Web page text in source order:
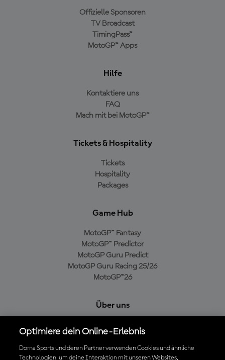
Offizielle Sponsoren
TV Broadcast
TimingPass™
MotoGP™ Apps
Hilfe
Kontaktiere uns
FAQ
Mach mit bei MotoGP™
Tickets & Hospitality
Tickets
Hospitality
Packages
Game Hub
MotoGP™ Fantasy
MotoGP™ Predictor
MotoGP Guru Predict
MotoGP Guru Racing 25/26
MotoGP™26
Über uns
Cookie-Richtlinien
Geschäftsbedingungen
Optimiere dein Online-Erlebnis
Dorna Sports und deren Partner verwenden Cookies und ähnliche
Technologien, um deine Interaktion mit unseren Websites,